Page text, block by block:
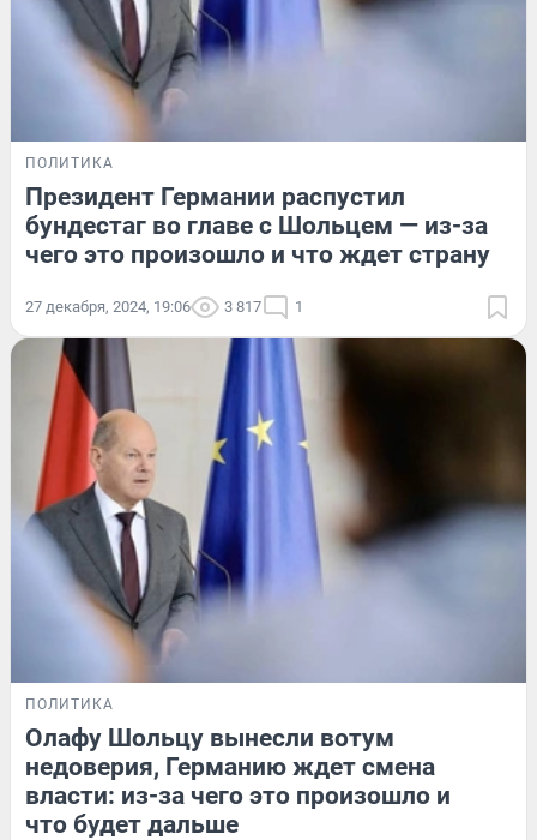
ПОЛИТИКА
Президент Германии распустил
бундестаг во главе с Шольцем — из-за
чего это произошло и что ждет страну
27 декабря, 2024, 19:06 3 817 1
ПОЛИТИКА
Олафу Шольцу вынесли вотум
недоверия, Германию ждет смена
власти: из-за чего это произошло и
что будет дальше